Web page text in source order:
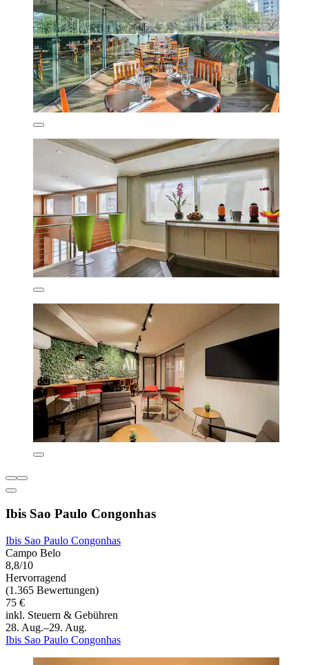
Ibis Sao Paulo Congonhas
Ibis Sao Paulo Congonhas
Campo Belo
8,8/10
Hervorragend
(1.365 Bewertungen)
75 €
inkl. Steuern & Gebühren
28. Aug.–29. Aug.
Ibis Sao Paulo Congonhas